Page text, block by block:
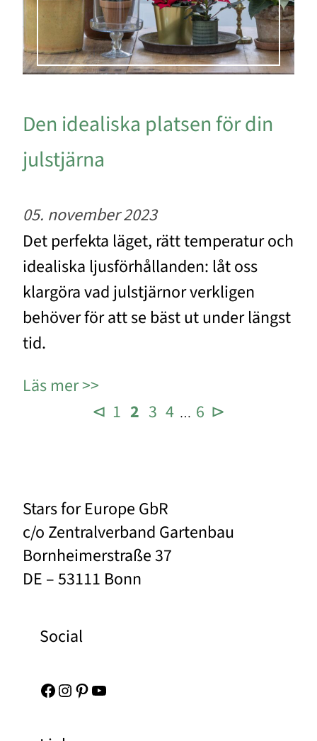
Den idealiska platsen för din
julstjärna
05. november 2023
Det perfekta läget, rätt temperatur och
idealiska ljusförhållanden: låt oss
klargöra vad julstjärnor verkligen
behöver för att se bäst ut under längst
tid.
Läs mer
⊲ 1 2 3 4 … 6 ⊳
Stars for Europe GbR
c/o Zentralverband Gartenbau
Bornheimerstraße 37
DE – 53111 Bonn
Social
Facebook Instagram Pinterest YouTube